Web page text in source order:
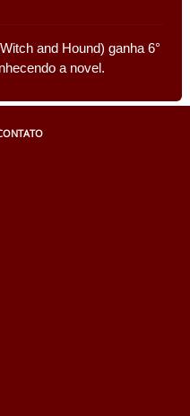
and Hound) ganha 6°
a novel.